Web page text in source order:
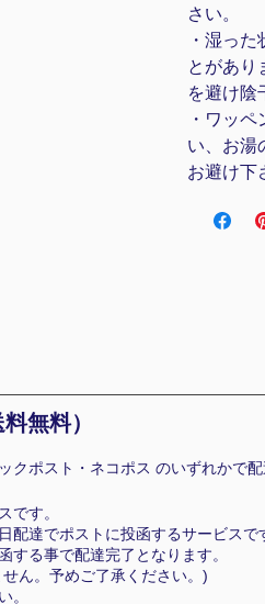
さい。
・湿っ
とがあり
を避け陰
・ワッ
い、お湯
お避け下
無料）
ポスト・ネコポス のいずれかで配
です。
達でポストに投函するサービスで
する事で配達完了となります。
ん。予めご了承ください。)
。